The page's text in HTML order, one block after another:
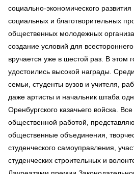
социально-экономического развития
социальных и благотворительных
общественных молодежных
создание условий для
вручается уже в шестой раз. В этом
удостоились высокой награды.
семьи, студенты вузов и учителя,
даже артисты и начальник штаба
Оренбургского казачьего войска.
общественной работой,
общественные объединения,
студенческого самоуправления,
студенческих строительных и